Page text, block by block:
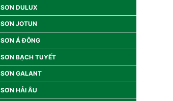
SƠN DULUX
SƠN JOTUN
SƠN Á ĐÔNG
SƠN BẠCH TUYẾT
SƠN GALANT
SƠN HẢI ÂU